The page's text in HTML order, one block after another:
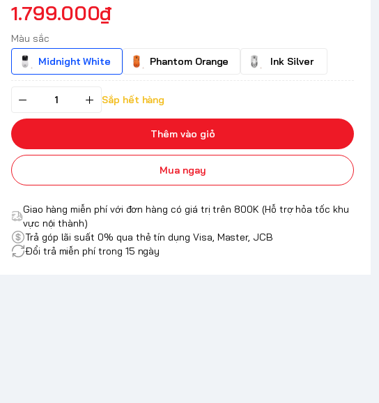
1.799.000₫
Màu sắc
Midnight White
Phantom Orange Ink Silver
Sắp hết hàng
Thêm vào giỏ
Mua ngay
Giao hàng miễn phí với đơn hàng có giá trị trên 800K (Hỗ trợ hỏa tốc khu
vực nội thành)
Trả góp lãi suất 0% qua thẻ tín dụng Visa, Master, JCB
Đổi trả miễn phí trong 15 ngày